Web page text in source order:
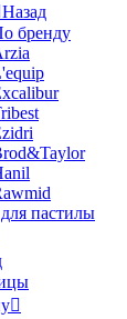
Назад
бренду
пастилы